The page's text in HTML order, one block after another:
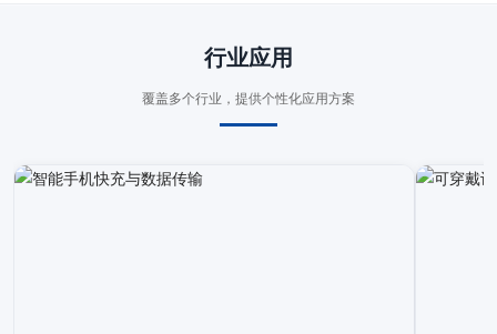
行业应用
覆盖多个行业，提供个性化应用方案